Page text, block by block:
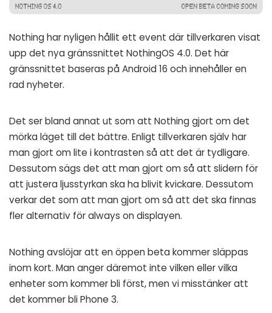
Nothing har nyligen hållit ett event där tillverkaren visat
upp det nya gränssnittet NothingOS 4.0. Det här
gränssnittet baseras på Android 16 och innehåller en
rad nyheter.
Det ser bland annat ut som att Nothing gjort om det
mörka läget till det bättre. Enligt tillverkaren själv har
man gjort om lite i kontrasten så att det är tydligare.
Dessutom sägs det att man gjort om så att slidern för
att justera ljusstyrkan ska ha blivit kvickare. Dessutom
verkar det som att man gjort om så att det ska finnas
fler alternativ för always on displayen.
Nothing avslöjar att en öppen beta kommer släppas
inom kort. Man anger däremot inte vilken eller vilka
enheter som kommer bli först, men vi misstänker att
det kommer bli Phone 3.